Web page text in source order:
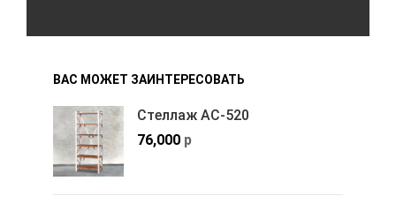
ВАС МОЖЕТ ЗАИНТЕРЕСОВАТЬ
Стеллаж АС-520
76,000 р